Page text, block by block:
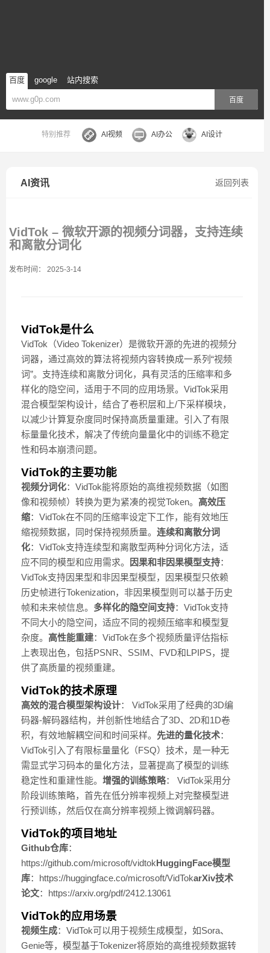
百度 google 站内搜索
百度
特别推荐 AI视频 AI办公 AI设计
返回列表
AI资讯
VidTok – 微软开源的视频分词器，支持连续
和离散分词化
发布时间： 2025-3-14
VidTok是什么
VidTok（Video Tokenizer）是微软开源的先进的视频分
词器，通过高效的算法将视频内容转换成一系列“视频
词”。支持连续和离散分词化，具有灵活的压缩率和多
样化的隐空间，适用于不同的应用场景。VidTok采用
混合模型架构设计，结合了卷积层和上/下采样模块，
以减少计算复杂度同时保持高质量重建。引入了有限
标量量化技术，解决了传统向量量化中的训练不稳定
性和码本崩溃问题。
VidTok的主要功能
视频分词化：VidTok能将原始的高维视频数据（如图
像和视频帧）转换为更为紧凑的视觉Token。 高效压
缩：VidTok在不同的压缩率设定下工作，能有效地压
缩视频数据，同时保持视频质量。 连续和离散分词
化：VidTok支持连续型和离散型两种分词化方法，适
应不同的模型和应用需求。
因果和非因果模型支持：
VidTok支持因果型和非因果型模型，因果模型只依赖
历史帧进行Tokenization，非因果模型则可以基于历史
帧和未来帧信息。 多样化的隐空间支持：VidTok支持
不同大小的隐空间，适应不同的视频压缩率和模型复
杂度。 高性能重建：VidTok在多个视频质量评估指标
上表现出色，包括PSNR、SSIM、FVD和LPIPS，提
供了高质量的视频重建。
VidTok的技术原理
高效的混合模型架构设计： VidTok采用了经典的3D编
码器-解码器结构，并创新性地结合了3D、2D和1D卷
积，有效地解耦空间和时间采样。 先进的量化技术：
VidTok引入了有限标量量化（FSQ）技术，是一种无
需显式学习码本的量化方法，显著提高了模型的训练
稳定性和重建性能。 增强的训练策略： VidTok采用分
阶段训练策略，首先在低分辨率视频上对完整模型进
行预训练，然后仅在高分辨率视频上微调解码器。
VidTok的项目地址
Github仓库：
https://github.com/microsoft/vidtokHuggingFace模型
库：https://huggingface.co/microsoft/VidTokarXiv技术
论文：https://arxiv.org/pdf/2412.13061
VidTok的应用场景
视频生成：VidTok可以用于视频生成模型，如Sora、
Genie等，模型基于Tokenizer将原始的高维视频数据转